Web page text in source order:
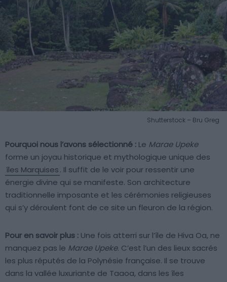
Shutterstock – Bru Greg
Pourquoi nous l’avons sélectionné : Le Marae Upeke
forme un joyau historique et mythologique unique des
îles Marquises. Il suffit de le voir pour ressentir une
énergie divine qui se manifeste. Son architecture
traditionnelle imposante et les cérémonies religieuses
qui s’y déroulent font de ce site un fleuron de la région.
Pour en savoir plus : Une fois atterri sur l’île de Hiva Oa, ne
manquez pas le Marae Upeke. C’est l’un des lieux sacrés
les plus réputés de la Polynésie française. Il se trouve
dans la vallée luxuriante de Taaoa, dans les îles